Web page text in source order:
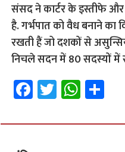
संसद ने कार्टर के इस्तीफे और
है. गर्भपात को वैध बनाने का
रखती हैं जो दशकों से
निचले सदन में 80 सदस्यों में
Fa
ce
b
T
wi
tt
W
h
at
S
h
ar